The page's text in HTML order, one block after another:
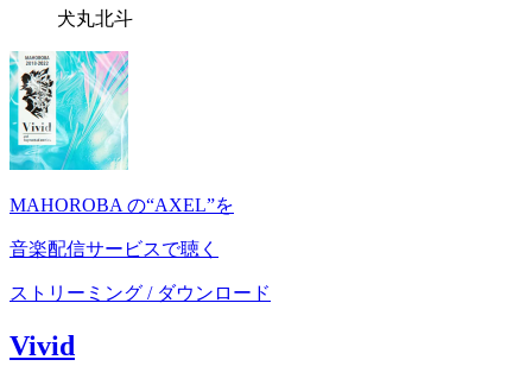
犬丸北斗
MAHOROBA の“AXEL”を
音楽配信サービスで聴く
ストリーミング / ダウンロード
Vivid